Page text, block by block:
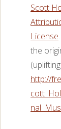
Scott
License
the
http://